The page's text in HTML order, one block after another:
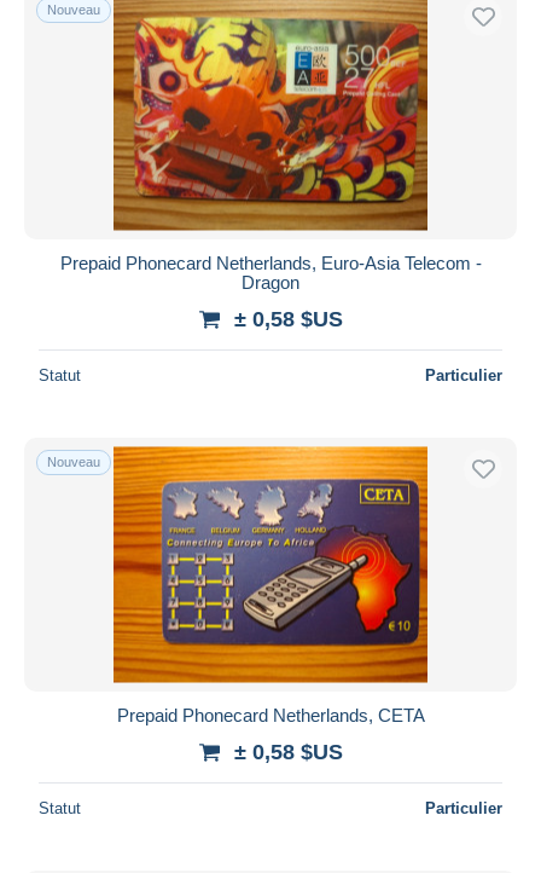
Nouveau
Prepaid Phonecard Netherlands, Euro-Asia Telecom -
Dragon
± 0,58 $US
Statut Particulier
Nouveau
Prepaid Phonecard Netherlands, CETA
± 0,58 $US
Statut Particulier